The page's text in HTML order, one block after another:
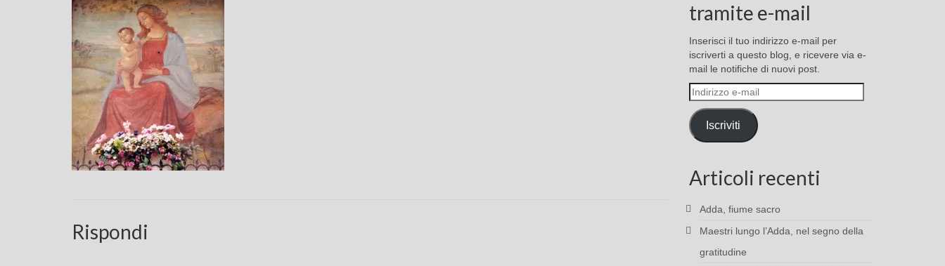
Rispondi
tramite e-mail
Inserisci il tuo indirizzo e-mail per
iscriverti a questo blog, e ricevere via e-
mail le notifiche di nuovi post.
Indirizzo
e-
mail
Iscriviti
Articoli recenti
Adda, fiume sacro
Maestri lungo l’Adda, nel segno della
gratitudine